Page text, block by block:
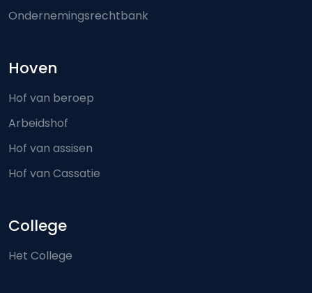
Ondernemingsrechtbank
Hoven
Hof van beroep
Arbeidshof
Hof van assisen
Hof van Cassatie
College
Het College